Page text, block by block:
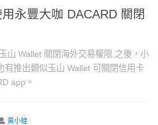
永豐大咖 DACARD 關閉
山 Wallet 關閉海外交易權限 之後，小
有推出類似玉山 Wallet 可關閉信用卡
app。
黃小蛙